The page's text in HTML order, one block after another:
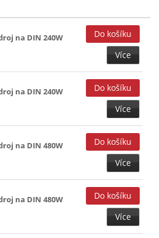
na DIN 240W
Více
na DIN 240W
Více
na DIN 480W
Více
na DIN 480W
Více